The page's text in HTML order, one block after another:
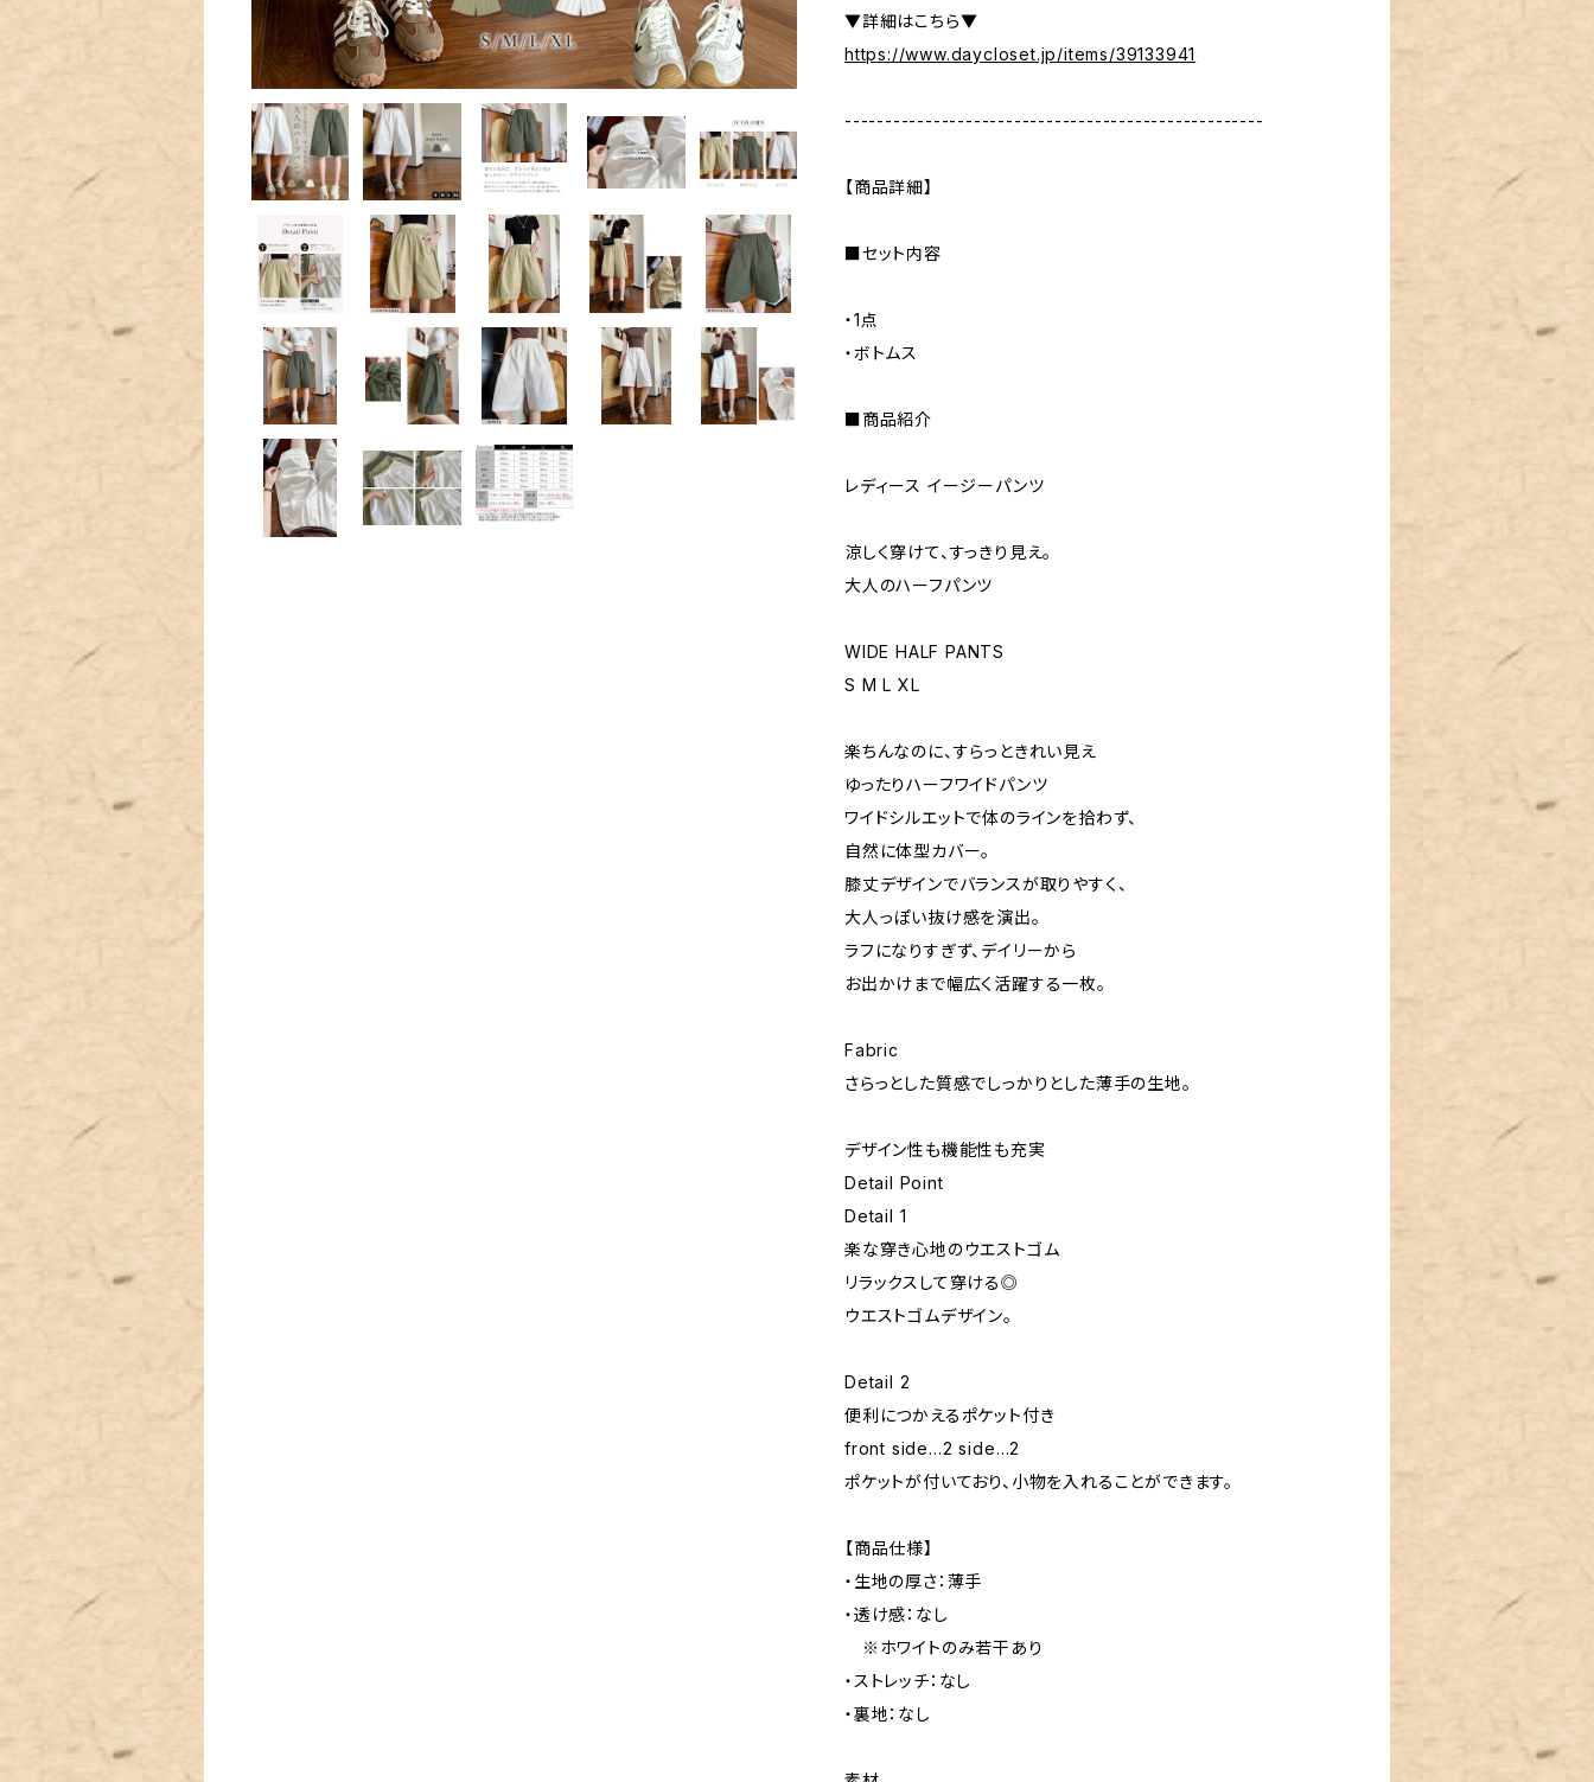
▼詳細はこちら▼
https://www.daycloset.jp/items/39133941
----------------------------------------------------
【商品詳細】
■セット内容
・1点
・ボトムス
■商品紹介
レディース イージーパンツ
涼しく穿けて、すっきり見え。
大人のハーフパンツ
WIDE HALF PANTS
S M L XL
楽ちんなのに、すらっときれい見え
ゆったりハーフワイドパンツ
ワイドシルエットで体のラインを拾わず、
自然に体型カバー。
膝丈デザインでバランスが取りやすく、
大人っぽい抜け感を演出。
ラフになりすぎず、デイリーから
お出かけまで幅広く活躍する一枚。
Fabric
さらっとした質感でしっかりとした薄手の生地。
デザイン性も機能性も充実
Detail Point
Detail 1
楽な穿き心地のウエストゴム
リラックスして穿ける◎
ウエストゴムデザイン。
Detail 2
便利につかえるポケット付き
front side…2 side…2
ポケットが付いており、小物を入れることができます。
【商品仕様】
・生地の厚さ：薄手
・透け感：なし
※ホワイトのみ若干あり
・ストレッチ：なし
・裏地：なし